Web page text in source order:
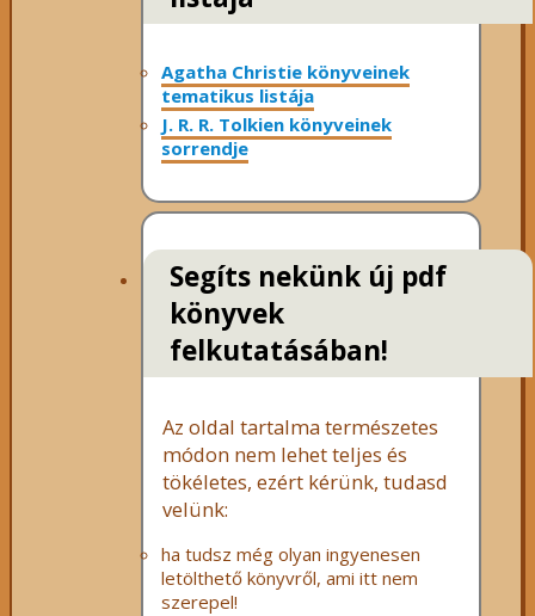
Agatha Christie könyveinek
tematikus listája
J. R. R. Tolkien könyveinek
sorrendje
Segíts nekünk új pdf
könyvek
felkutatásában!
Az oldal tartalma természetes
módon nem lehet teljes és
tökéletes, ezért kérünk, tudasd
velünk:
ha tudsz még olyan ingyenesen
letölthető könyvről, ami itt nem
szerepel!